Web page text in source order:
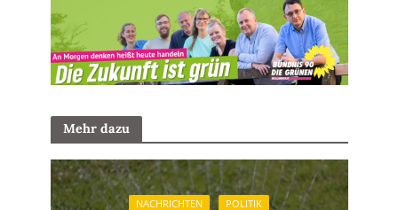
Mehr dazu
NACHRICHTEN POLITIK